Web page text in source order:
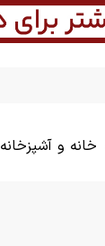
خانه و آشپزخانه